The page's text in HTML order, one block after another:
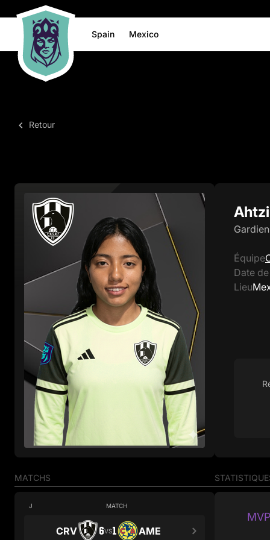
Spain Mexico
Retour
Équipe
Date
Lieu
MATCHS
J MATCH
CRV 6VS1 AME